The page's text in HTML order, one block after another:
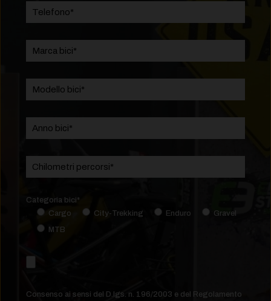
Categoria bici*
Cargo
City-Trekking Enduro
Gravel
MTB
Consenso ai sensi del D.lgs. n. 196/2003 e del Regolamento